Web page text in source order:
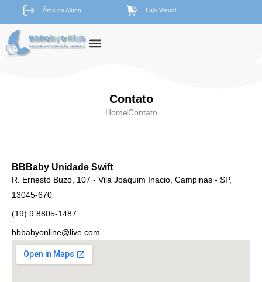
Área do Aluno Loja Virtual
Contato
HomeContato
BBBaby Unidade Swift
R. Ernesto Buzo, 107 - Vila Joaquim Inacio, Campinas - SP,
13045-670
(19) 9 8805-1487
bbbabyonline@live.com